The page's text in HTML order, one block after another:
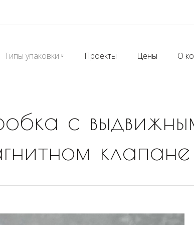
Типы упаковки Проекты Цены О
с
клапане